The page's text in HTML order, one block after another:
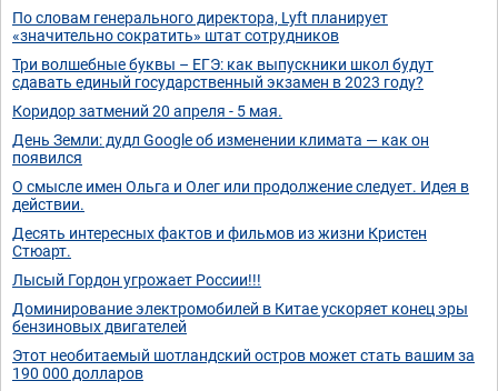
По словам генерального директора, Lyft планирует
«значительно сократить» штат сотрудников
Три волшебные буквы – ЕГЭ: как выпускники школ будут
сдавать единый государственный экзамен в 2023 году?
Коридор затмений 20 апреля - 5 мая.
День Земли: дудл Google об изменении климата — как он
появился
О смысле имен Ольга и Олег или продолжение следует. Идея в
действии.
Десять интересных фактов и фильмов из жизни Кристен
Стюарт.
Лысый Гордон угрожает России!!!
Доминирование электромобилей в Китае ускоряет конец эры
бензиновых двигателей
Этот необитаемый шотландский остров может стать вашим за
190 000 долларов